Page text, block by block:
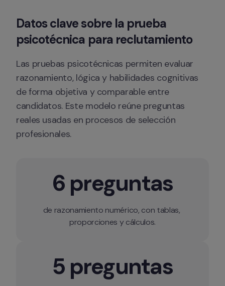
Datos clave sobre la prueba
psicotécnica para reclutamiento
Las pruebas psicotécnicas permiten evaluar
razonamiento, lógica y habilidades cognitivas
de forma objetiva y comparable entre
candidatos. Este modelo reúne preguntas
reales usadas en procesos de selección
profesionales.
6 preguntas
de razonamiento numérico, con tablas,
5 preguntas